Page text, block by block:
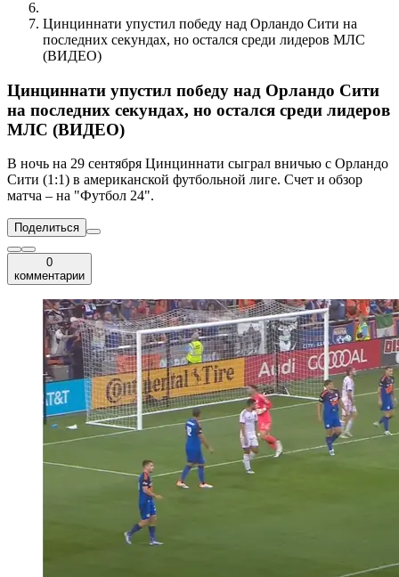
Цинциннати упустил победу над Орландо Сити на
последних секундах, но остался среди лидеров МЛС
(ВИДЕО)
Цинциннати упустил победу над Орландо Сити
на последних секундах, но остался среди лидеров
МЛС (ВИДЕО)
В ночь на 29 сентября Цинциннати сыграл вничью с Орландо
Сити (1:1) в американской футбольной лиге. Счет и обзор
матча – на "Футбол 24".
Поделиться
0
комментарии